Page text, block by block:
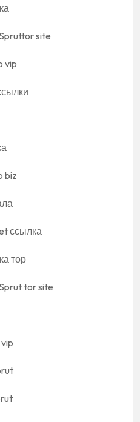
site
vip
biz
ссылка
тор
tor site